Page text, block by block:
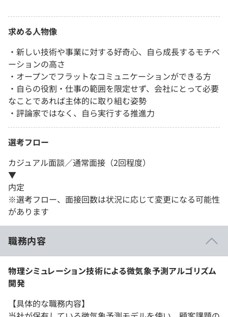
求める人物像
・新しい技術や事業に対する好奇心、自ら成長するモチベ
ーションの高さ
・オープンでフラットなコミュニケーションができる方
・自らの役割・仕事の範囲を限定せず、会社にとって必要
なことであれば主体的に取り組む姿勢
・評論家ではなく、自ら実行する推進力
選考フロー
カジュアル面談／通常面接（2回程度）
▼
内定
※選考フロー、面接回数は状況に応じて変更になる可能性
があります
職務内容
物理シミュレーション技術による微気象予測アルゴリズム
開発
【具体的な職務内容】